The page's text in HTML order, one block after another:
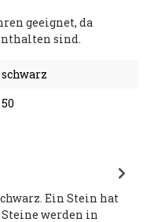
geeignet, da
sind.
schwarz
50
Ein Stein hat
Steine werden in